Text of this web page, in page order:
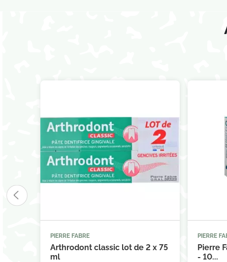
PIERRE FABRE
Arthrodont classic lot de 2 x 75
ml

PIERRE
Pierre
- 10...